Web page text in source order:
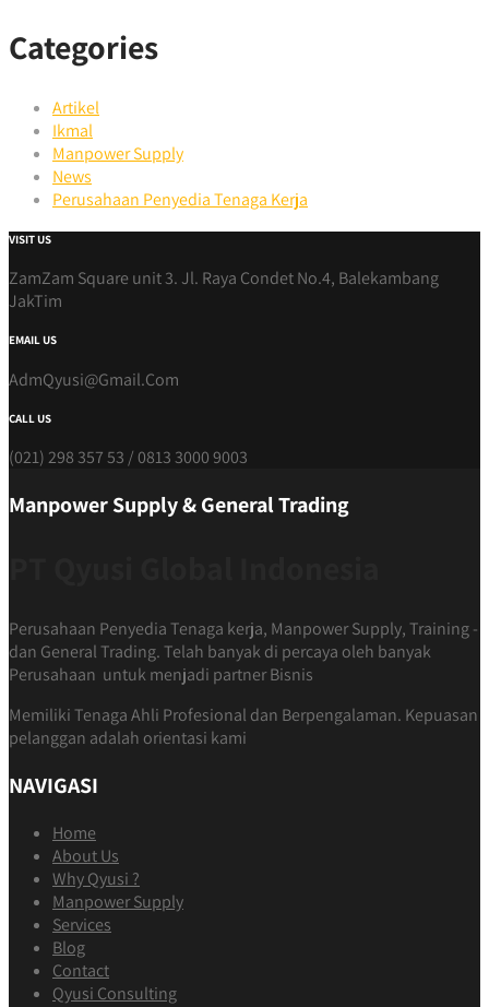
Categories
Artikel
Ikmal
Manpower Supply
News
Perusahaan Penyedia Tenaga Kerja
VISIT US
ZamZam Square unit 3. Jl. Raya Condet No.4, Balekambang
JakTim
EMAIL US
AdmQyusi@Gmail.Com
CALL US
(021) 298 357 53 / 0813 3000 9003
Manpower Supply & General Trading
Perusahaan Penyedia Tenaga kerja, Manpower Supply, Training -
dan General Trading. Telah banyak di percaya oleh banyak
Perusahaan untuk menjadi partner Bisnis
Memiliki Tenaga Ahli Profesional dan Berpengalaman. Kepuasan
pelanggan adalah orientasi kami
NAVIGASI
Home
About Us
Why Qyusi ?
Manpower Supply
Services
Blog
Contact
Qyusi Consulting